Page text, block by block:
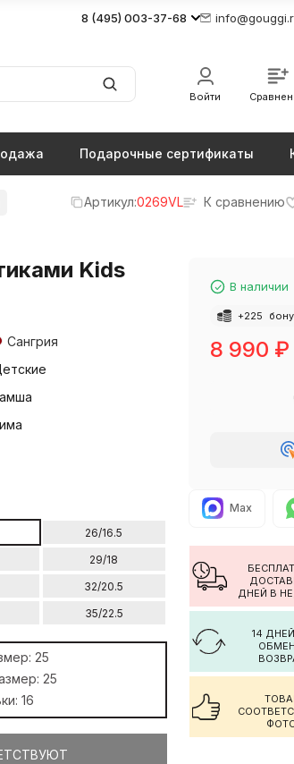
8 (495) 003-37-68
Войти
Подарочные сертификаты
Артикул:0269VL К сравнению
Kids
Сангрия
26/16.5
29/18
32/20.5
35/22.5
25
25
16
В наличии
+225
8 990 ₽
Max
ДНЕЙ В
14